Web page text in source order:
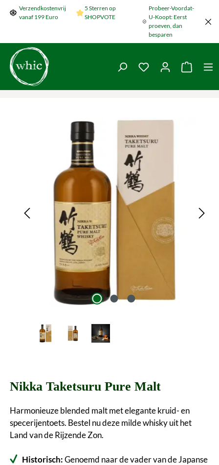
Naar de hoofdinhoud springen
Verzendkostenvrij
vanaf 199 Euro
5 Sterren op
SHOPVOTE
Probeer-Voordat-
U-Koopt: Eerst
proeven, dan
besparen
Je hebt 0 items op
De
Nikka Taketsuru Pure Malt
Harmonieuze blended malt met elegante kruid- en
specerijentoets. Bestel nu deze milde whisky uit het
Land van de Rijzende Zon.
Historisch:Genoemd naar de vader van de Japanse